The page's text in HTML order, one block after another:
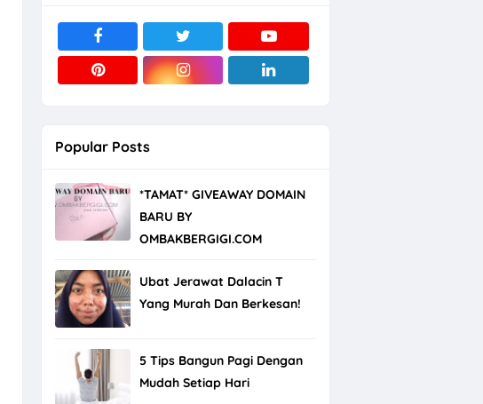
Popular Posts
*TAMAT* GIVEAWAY DOMAIN
BARU BY
OMBAKBERGIGI.COM
Ubat Jerawat Dalacin T
Yang Murah Dan Berkesan!
5 Tips Bangun Pagi Dengan
Mudah Setiap Hari